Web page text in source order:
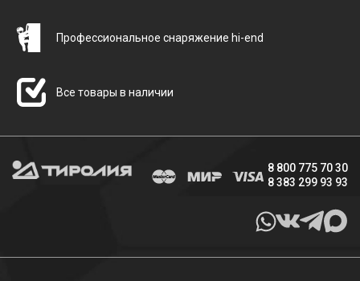
Профессиональное снаряжение hi-end
Все товары в наличии
8 800 775 70 30
8 383 299 93 93